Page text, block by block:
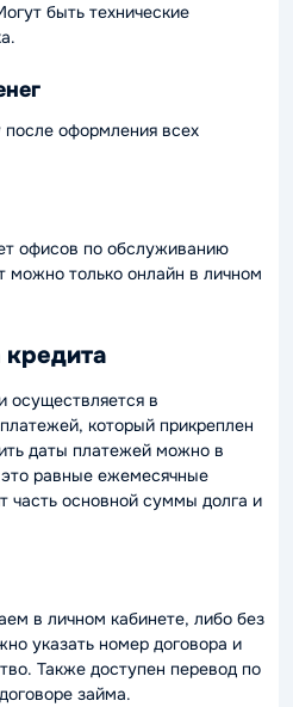
быть технические
после оформления всех
офисов по обслуживанию
можно только онлайн в личном
кредита
осуществляется в
который прикреплен
даты платежей можно в
равные ежемесячные
часть основной суммы долга и
в личном кабинете, либо без
указать номер договора и
Также доступен перевод по
займа.